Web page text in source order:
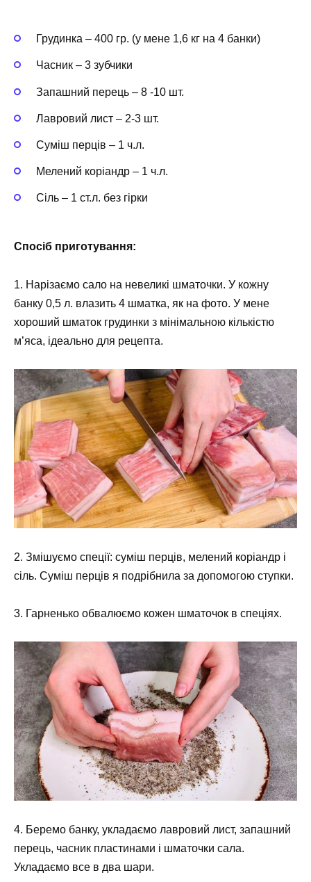
Грудинка – 400 гр. (у мене 1,6 кг на 4 банки)
Часник – 3 зубчики
Запашний перець – 8 -10 шт.
Лавровий лист – 2-3 шт.
Суміш перців – 1 ч.л.
Мелений коріандр – 1 ч.л.
Сіль – 1 ст.л. без гірки
Спосіб приготування:
1. Нарізаємо сало на невеликі шматочки. У кожну
банку 0,5 л. влазить 4 шматка, як на фото. У мене
хороший шматок грудинки з мінімальною кількістю
м’яса, ідеально для рецепта.
2. Змішуємо спеції: суміш перців, мелений коріандр і
сіль. Суміш перців я подрібнила за допомогою ступки.
3. Гарненько обвалюємо кожен шматочок в спеціях.
4. Беремо банку, укладаємо лавровий лист, запашний
перець, часник пластинами і шматочки сала.
Укладаємо все в два шари.